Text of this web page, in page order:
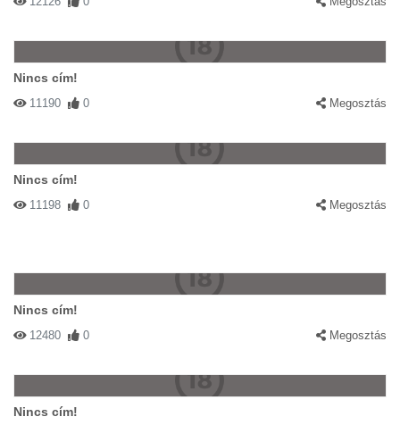
Nincs cím!
11190 0 Megosztás
Nincs cím!
11198 0 Megosztás
Nincs cím!
12480 0 Megosztás
Nincs cím!